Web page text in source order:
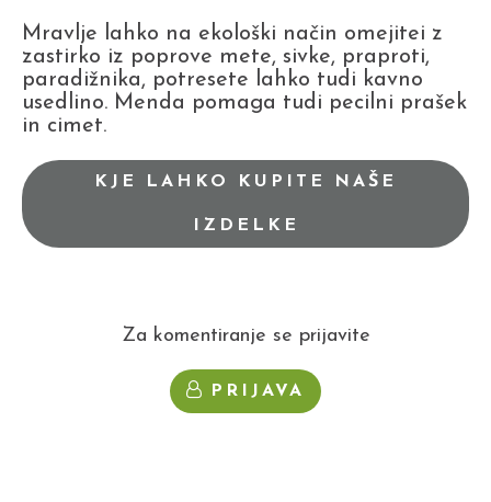
Mravlje lahko na ekološki način omejitei z
zastirko iz poprove mete, sivke, praproti,
paradižnika, potresete lahko tudi kavno
usedlino. Menda pomaga tudi pecilni prašek
in cimet.
KJE LAHKO KUPITE NAŠE
IZDELKE
Za komentiranje se prijavite
PRIJAVA